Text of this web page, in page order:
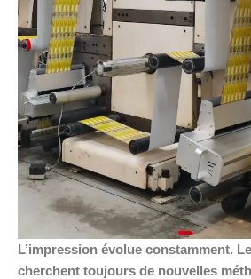
L’impression évolue constamment.
cherchent toujours de nouvelles